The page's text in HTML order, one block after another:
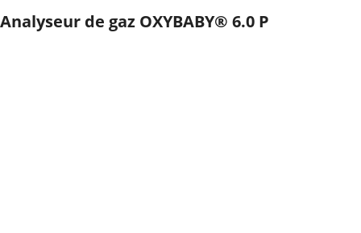
Analyseur de gaz OXYBABY® 6.0 P